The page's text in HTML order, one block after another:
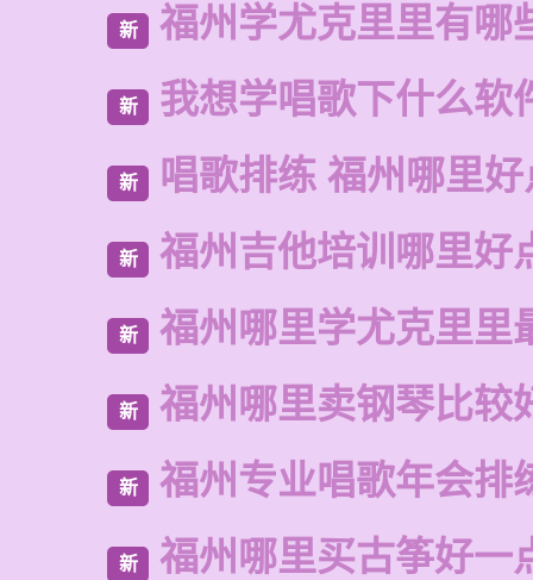
新 福州学尤克里里有哪
新 我想学唱歌下什么软
新 唱歌排练 福州哪里
新 福州吉他培训哪里好
新 福州哪里学尤克里里
新 福州哪里卖钢琴比较
新 福州专业唱歌年会排
新 福州哪里买古筝好一